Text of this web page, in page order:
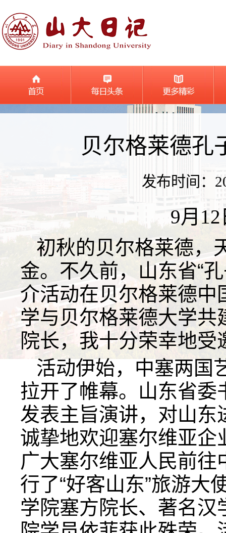
贝尔格莱德孔
发布时间：
9月
初秋的贝尔格莱德，
金。不久前，山东省“
介活动在贝尔格莱德中
学与贝尔格莱德大学共
院长，我十分荣幸地受
活动伊始，中塞两国
拉开了帷幕。山东省委
发表主旨演讲，对山东
诚挚地欢迎塞尔维亚企
广大塞尔维亚人民前
行了“好客山东”旅游大
学院塞方院长、著名汉